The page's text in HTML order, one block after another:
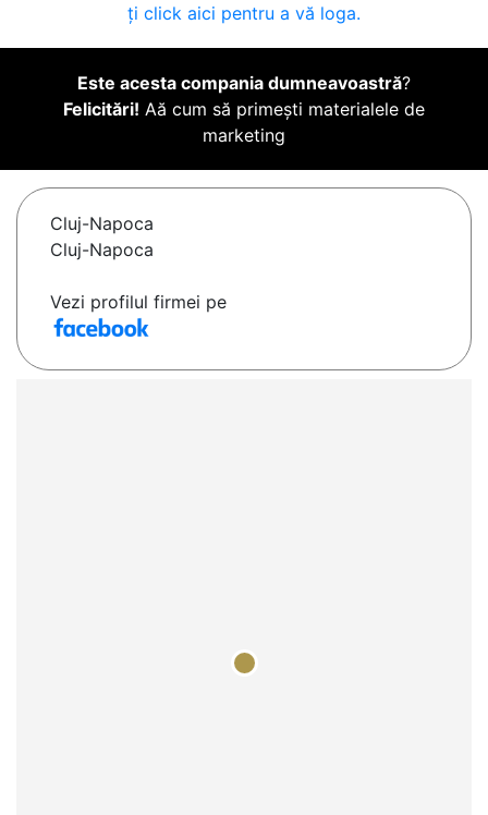
ți click aici pentru a vă loga.
Este acesta compania dumneavoastră?
Felicitări! Aă cum să primești materialele de
marketing
Cluj-Napoca
Cluj-Napoca
Vezi profilul firmei pe